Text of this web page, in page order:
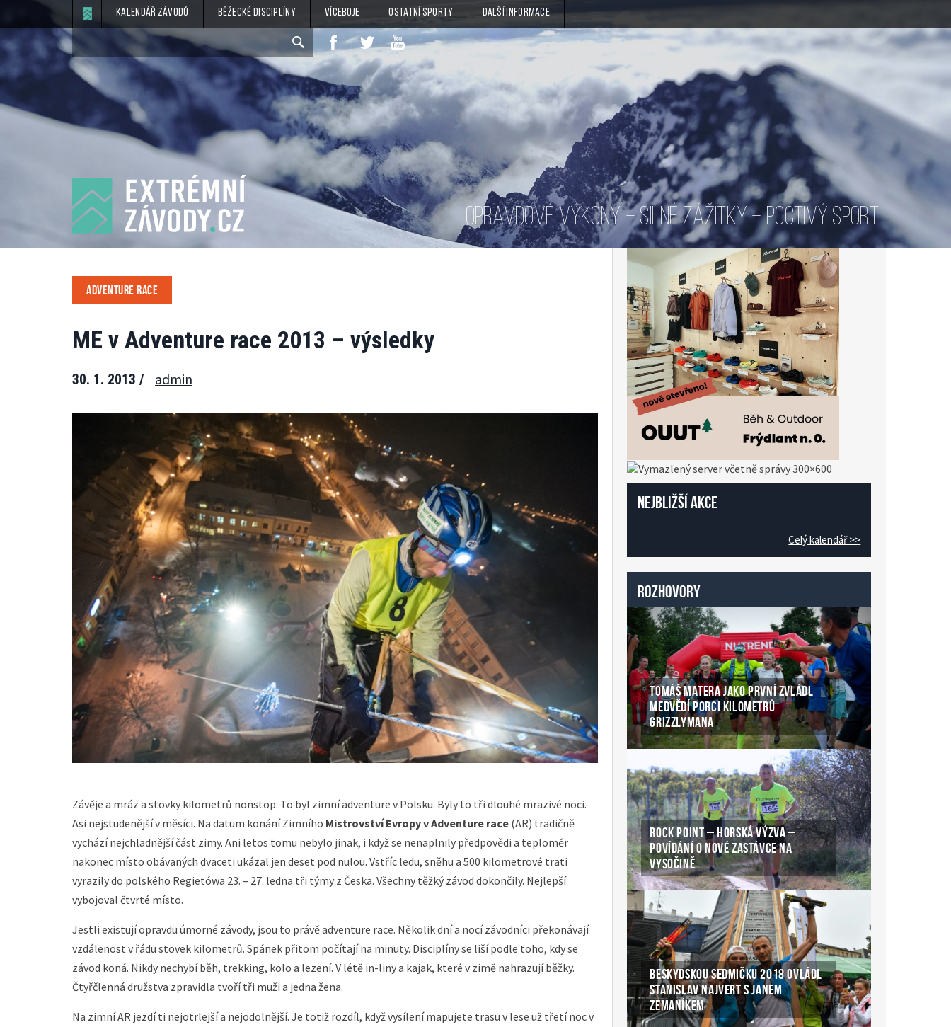
Kalendář závodů Běžecké disciplíny Víceboje Ostatní sporty Další informace
OPRAVDOVÉ VÝKONY – SILNÉ ZÁŽITKY – POCTIVÝ SPORT
ADVENTURE RACE
ME v Adventure race 2013 – výsledky
30. 1. 2013 / admin
Závěje a mráz a stovky kilometrů nonstop. To byl zimní adventure v Polsku. Byly to tři dlouhé mrazivé noci.
Asi nejstudenější v měsíci. Na datum konání Zimního Mistrovství Evropy v Adventure race (AR) tradičně
vychází nejchladnější část zimy. Ani letos tomu nebylo jinak, i když se nenaplnily předpovědi a teploměr
nakonec místo obávaných dvaceti ukázal jen deset pod nulou. Vstříc ledu, sněhu a 500 kilometrové trati
vyrazily do polského Regietówa 23. – 27. ledna tři týmy z Česka. Všechny těžký závod dokončily. Nejlepší
vybojoval čtvrté místo.
Jestli existují opravdu úmorné závody, jsou to právě adventure race. Několik dní a nocí závodníci překonávají
vzdálenost v řádu stovek kilometrů. Spánek přitom počítají na minuty. Disciplíny se liší podle toho, kdy se
závod koná. Nikdy nechybí běh, trekking, kolo a lezení. V létě in-liny a kajak, které v zimě nahrazují běžky.
Čtyřčlenná družstva zpravidla tvoří tři muži a jedna žena.
Na zimní AR jezdí ti nejotrlejší a nejodolnější. Je totiž rozdíl, když vysílení mapujete trasu v lese už třetí noc v
Nejbližší akce
Celý kalendář >>
Rozhovory
TOMÁŠ MATERA JAKO PRVNÍ ZVLÁDL
MEDVĚDÍ PORCI KILOMETRŮ
GRIZZLYMANA
ROCK POINT – HORSKÁ VÝZVA –
POVÍDÁNÍ O NOVÉ ZASTÁVCE NA
VYSOČINĚ
BESKYDSKOU SEDMIČKU 2018 OVLÁDL
STANISLAV NAJVERT S JANEM
ZEMANÍKEM